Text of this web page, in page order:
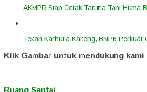
AKMPR Siap Cetak Taruna Tani Huma
Tekan Karhutla Kalteng, BNPB
Klik Gambar untuk mendukung kami
Ruang Santai